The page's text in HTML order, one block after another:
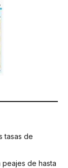
tasas de
de hasta